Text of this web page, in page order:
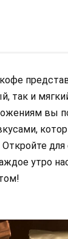
так и
вы
утро